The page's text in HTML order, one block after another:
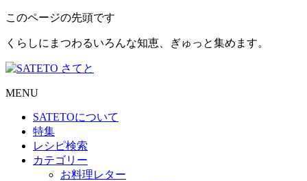
このページの先頭です
くらしにまつわるいろんな知恵、ぎゅっと集めます。
MENU
SATETOについて
特集
レシピ検索
カテゴリー
お料理レター